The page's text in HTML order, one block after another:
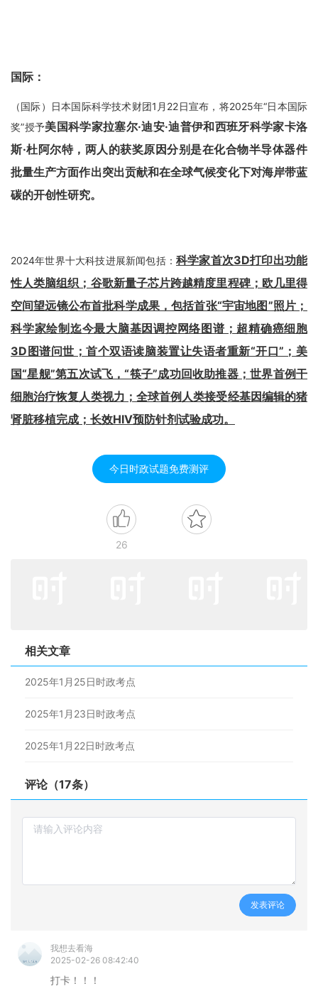
国际：
（国际）日本国际科学技术财团1月22日宣布，将2025年“日本国际
奖”授予美国科学家拉塞尔·迪安·迪普伊和西班牙科学家卡洛
斯·杜阿尔特，两人的获奖原因分别是在化合物半导体器件
批量生产方面作出突出贡献和在全球气候变化下对海岸带蓝
碳的开创性研究。
2024年世界十大科技进展新闻包括： 科学家首次3D打印出功能
性人类脑组织；谷歌新量子芯片跨越精度里程碑；欧几里得
空间望远镜公布首批科学成果，包括首张“宇宙地图”照片；
科学家绘制迄今最大脑基因调控网络图谱；超精确癌细胞
3D图谱问世；首个双语读脑装置让失语者重新“开口”；美
国“星舰”第五次试飞，“筷子”成功回收助推器；世界首例干
细胞治疗恢复人类视力；全球首例人类接受经基因编辑的猪
肾脏移植完成；长效HIV预防针剂试验成功。
今日时政试题免费测评
26
相关文章
2025年1月25日时政考点
2025年1月23日时政考点
2025年1月22日时政考点
评论（17条）
发表评论
我想去看海
2025-02-26 08:42:40
打卡！！！